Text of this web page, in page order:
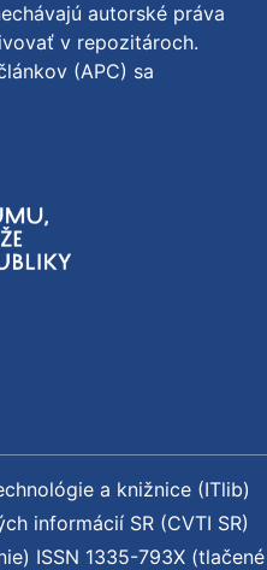
autorské práva
v repozitároch.
(APC) sa
a knižnice (ITlib)
informácií SR (CVTI SR)
ISSN 1335-793X (tlačené